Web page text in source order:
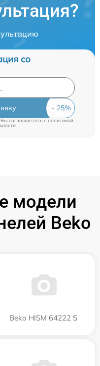
со
соглашаетесь cполитикой
модели
Beko
Beko HISM 64222 S